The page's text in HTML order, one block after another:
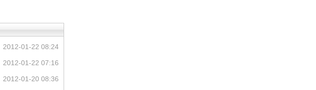
2012-01-22 08:24
2012-01-22 07:16
2012-01-20 08:36